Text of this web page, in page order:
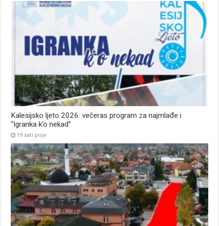
Kalesijsko ljeto 2026: večeras program za najmlađe i
“Igranka k’o nekad”
19 sati prije